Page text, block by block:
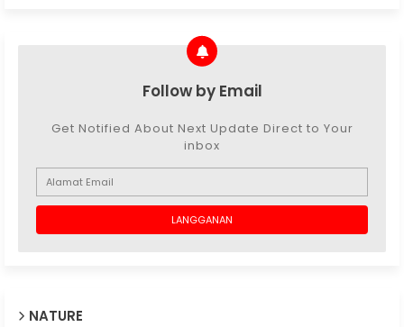
Follow by Email
Get Notified About Next Update Direct to Your
inbox
NATURE